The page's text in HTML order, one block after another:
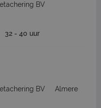
BV
32 - 40 uur
BV
Almere